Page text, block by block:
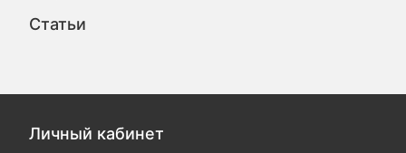
Статьи
Личный кабинет